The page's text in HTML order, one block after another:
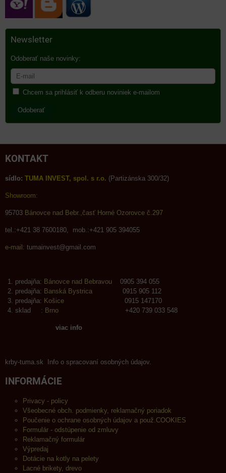
Newsletter
Odoberať naše novinky:
Chcem sa prihlásiť k odberu noviniek e-mailom
Odoberať
KONTAKT
sídlo: TUMA INVEST, spol. s r.o. (Partizánska 300/32)
Showroom:
95703 Bánovce nad Bebr.,časť Horné Ozorovce č.297
tel.:+421 38 7600180, mob.:+421 905 394055
e-mail: tumainvest@gmail.com
predajňa: Bánovce nad Bebravou 0905 394 055
predajňa: Banská Bystrica 0915 905 112
predajňa: Košice 0915 147170
sklad : Brno +420 739 033 548
viac info
krby-tuma.sk Info o spracovaní osobných údajov.
INFORMÁCIE
Privacy - policy
Všeobecné obch. podmienky, reklamačný poriadok
Poučenie o ochrane osobných údajov a použ.COOKIES
Formulár - odstúpenie od zmluvy
Reklamačný formulár
Výpredaj
Dotácie na kotly na pelety
Lacné brikety, drevo